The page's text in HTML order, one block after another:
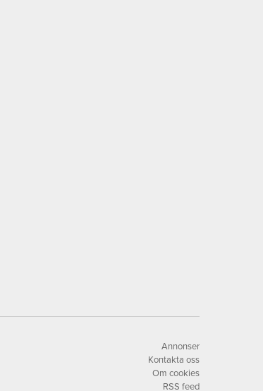
Annonser
Kontakta oss
Om cookies
RSS feed